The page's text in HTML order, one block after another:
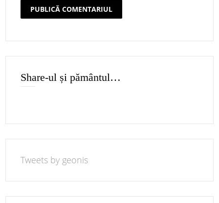
Share-ul și pământul…
Tweets by geonis